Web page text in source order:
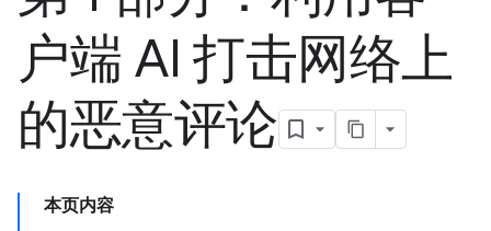
户端 AI 打击网络上
的恶意评论
本页内容